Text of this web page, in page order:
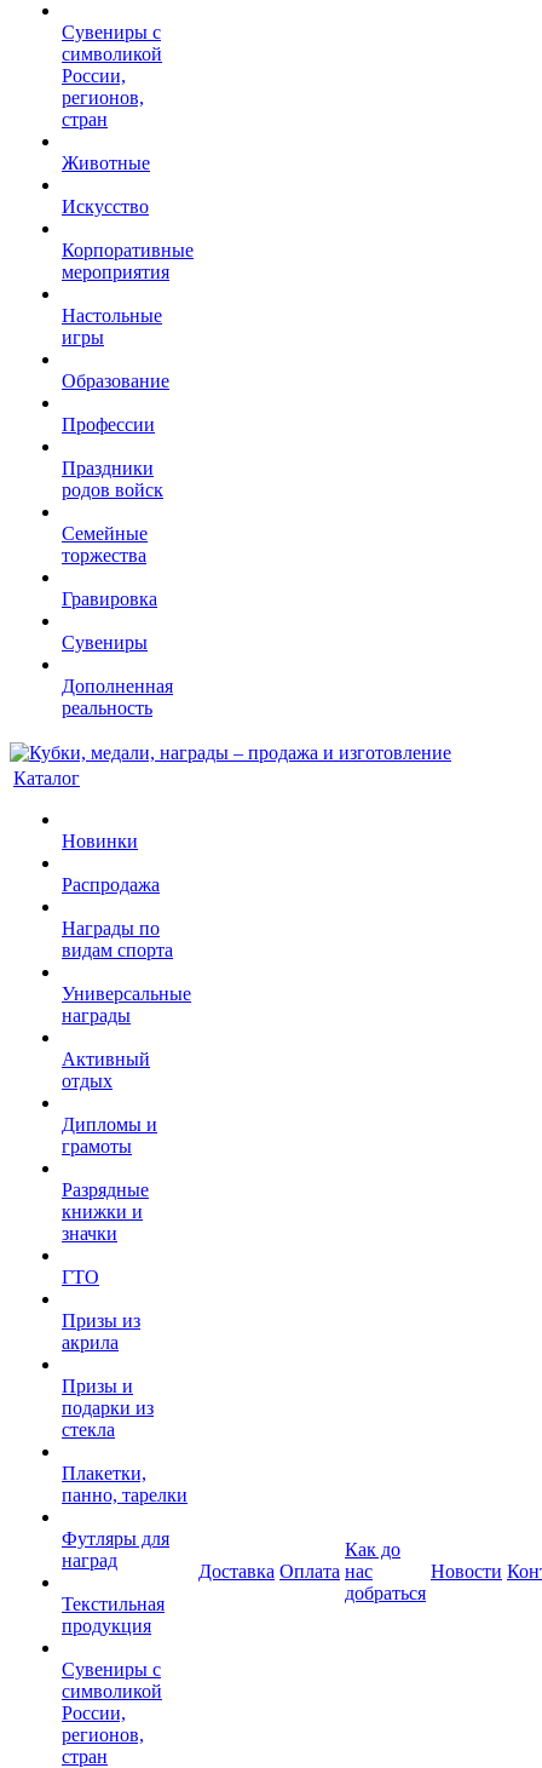
Сувениры с
символикой
России,
регионов,
стран
Животные
Искусство
Корпоративные
мероприятия
Настольные
игры
Образование
Профессии
Праздники
родов войск
Семейные
торжества
Гравировка
Сувениры
Дополненная
реальность
Каталог
Новинки
Распродажа
Награды по
видам спорта
Универсальные
награды
Активный
отдых
Дипломы и
грамоты
Разрядные
книжки и
значки
ГТО
Призы из
акрила
Призы и
подарки из
стекла
Плакетки,
панно, тарелки
Футляры для
наград
Текстильная
продукция
Сувениры с
символикой
России,
регионов,
стран
Доставка Оплата
Как до
нас
добраться
Новости